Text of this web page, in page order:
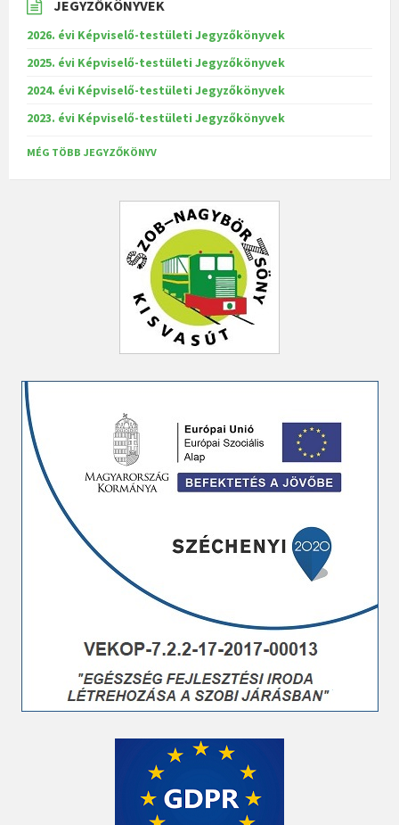
JEGYZŐKÖNYVEK
2026. évi Képviselő-testületi Jegyzőkönyvek
2025. évi Képviselő-testületi Jegyzőkönyvek
2024. évi Képviselő-testületi Jegyzőkönyvek
2023. évi Képviselő-testületi Jegyzőkönyvek
MÉG TÖBB JEGYZŐKÖNYV